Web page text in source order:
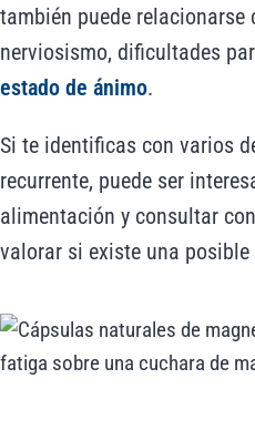
también puede
nerviosismo, dificultades
estado de ánimo.
Si te identificas con varios
recurrente, puede ser
alimentación y consultar
valorar si existe una posible